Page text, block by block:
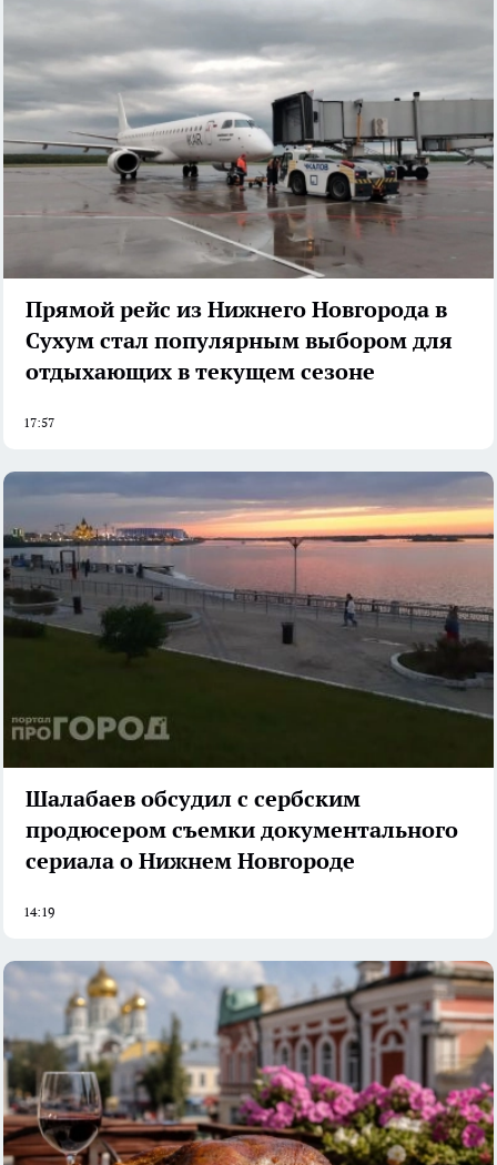
Прямой рейс из Нижнего Новгорода в
Сухум стал популярным выбором для
отдыхающих в текущем сезоне
17:57
Шалабаев обсудил с сербским
продюсером съемки документального
сериала о Нижнем Новгороде
14:19